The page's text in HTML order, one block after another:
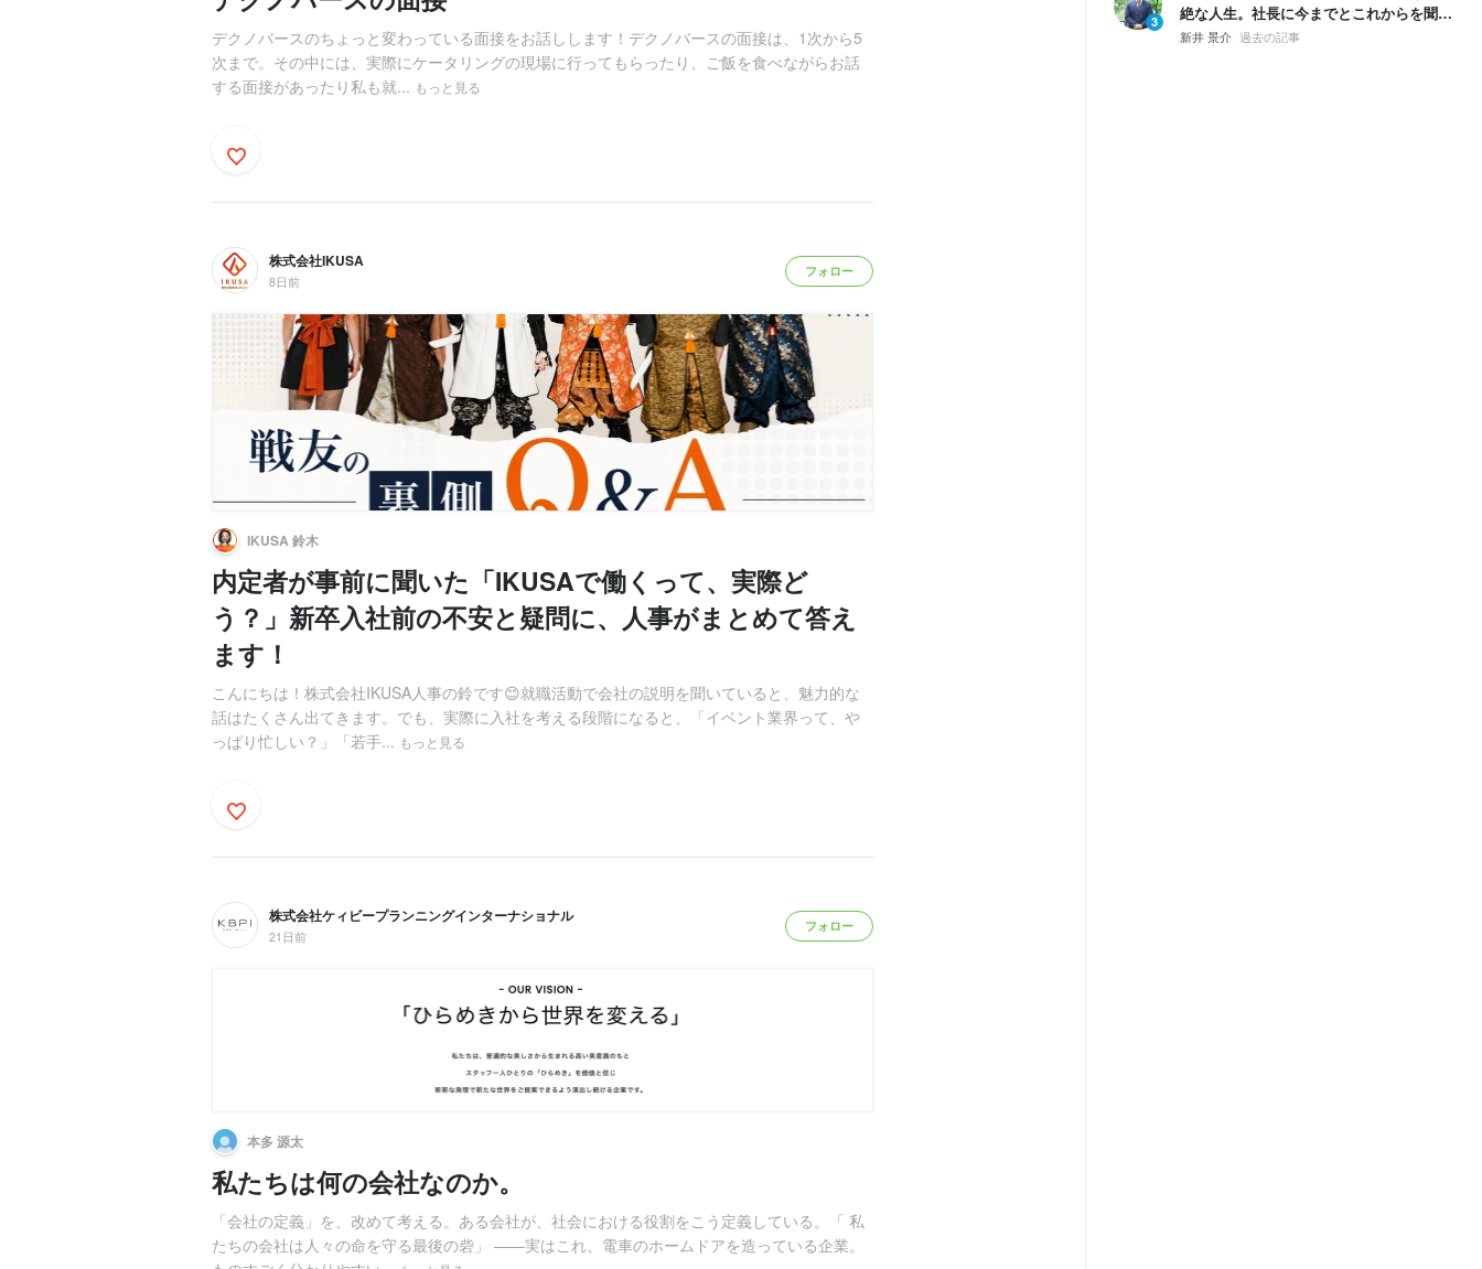
デクノバースのちょっと変わっている面接をお話しします！デクノバースの面接は、1次から5
次まで。その中には、実際にケータリングの現場に行ってもらったり、ご飯を食べながらお話
する面接があったり私も就... もっと見る
株式会社IKUSA
8日前
フォロー
IKUSA 鈴木
内定者が事前に聞いた「IKUSAで働くって、実際ど
う？」新卒入社前の不安と疑問に、人事がまとめて答え
ます！
こんにちは！株式会社IKUSA人事の鈴です😊就職活動で会社の説明を聞いていると、魅力的な
話はたくさん出てきます。でも、実際に入社を考える段階になると、「イベント業界って、や
っぱり忙しい？」「若手... もっと見る
株式会社ケィビープランニングインターナショナル
21日前
フォロー
本多 源太
私たちは何の会社なのか。
「会社の定義」を、改めて考える。ある会社が、社会における役割をこう定義している。「 私
たちの会社は人々の命を守る最後の砦」 ――実はこれ、電車のホームドアを造っている企業。
3
絶な人生。社長に今までとこれからを聞い
てみた。
新井 景介 過去の記事